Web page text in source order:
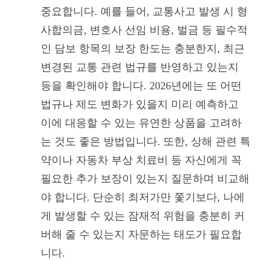
중요합니다. 예를 들어, 교통사고 발생 시 형
사합의금, 변호사 선임 비용, 벌금 등 필수적
인 담보 항목의 보장 한도는 충분한지, 최근
변경된 교통 관련 법규를 반영하고 있는지
등을 확인해야 합니다. 2026년에는 또 어떤
법규나 제도 변화가 있을지 미리 예측하고
이에 대응할 수 있는 유연한 상품을 고려하
는 것도 좋은 방법입니다. 또한, 상해 관련 특
약이나 자동차 부상 치료비 등 자신에게 꼭
필요한 추가 보장이 있는지 질문하며 비교해
야 합니다. 단순히 최저가만 쫓기보다, 나에
게 발생할 수 있는 잠재적 위험을 충분히 커
버해 줄 수 있는지 자문하는 태도가 필요합
니다.